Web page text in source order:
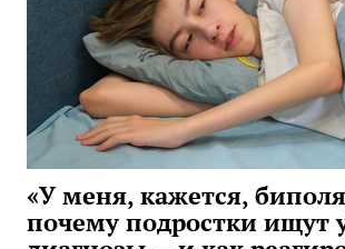
«У меня, кажется,
почему подростки ищут